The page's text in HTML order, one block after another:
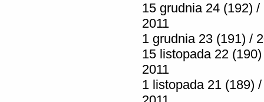
15 grudnia 24 (192) /
2011
1 grudnia 23 (191) /
15 listopada 22
2011
1 listopada 21 (189) /